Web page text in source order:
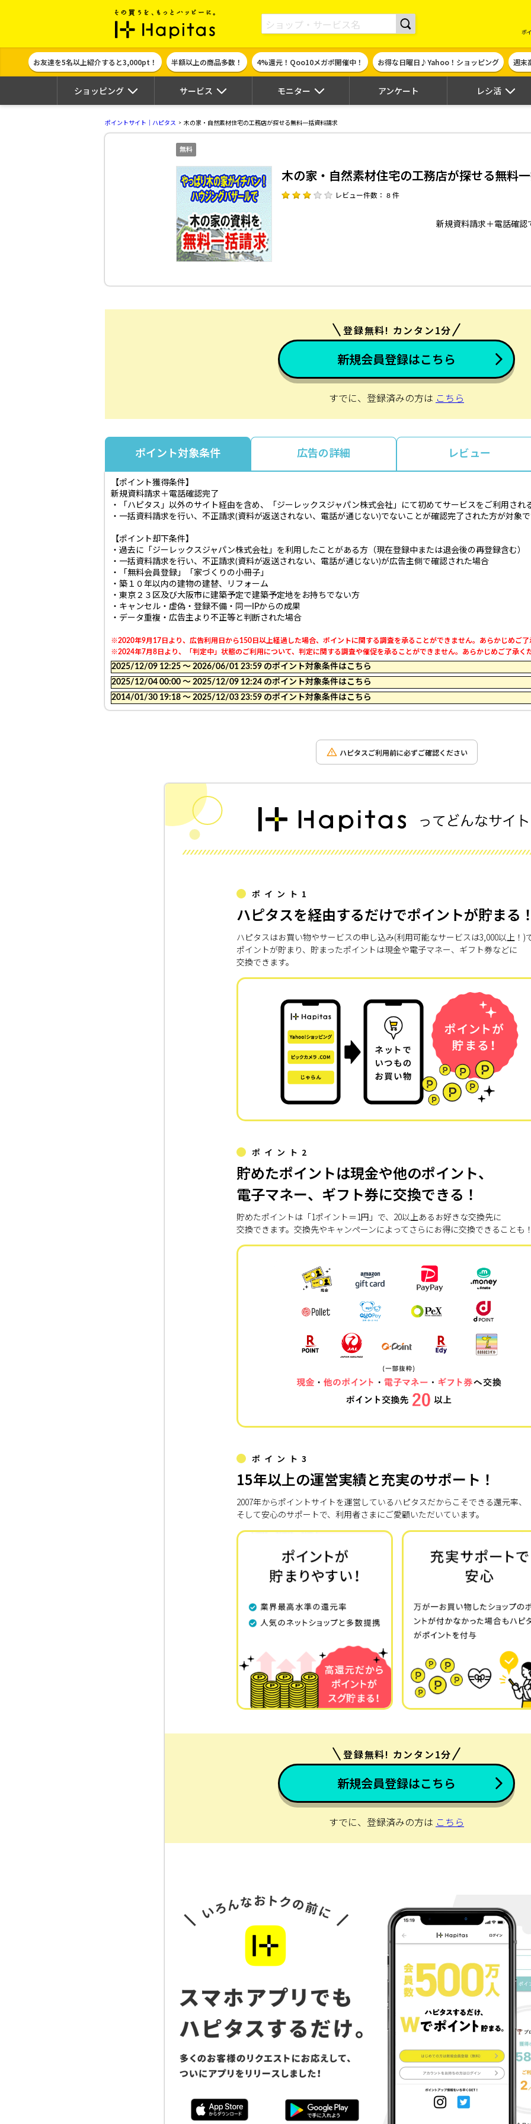
ポイント貯めて現金やギフト券に交換できるポイントサイト | ハピタス
ポ
お友達を5名以上紹介すると3,000pt！ 半額以上の商品多数！ 4%還元！Qoo10メガポ開催中！ お得な日曜日♪Yahoo！ショッピング 週末
ショッピング サービス モニター アンケート レシ活
ポイントサイト｜ハピタス 木の家・自然素材住宅の工務店が探せる無料一括資料請求
無料
木の家・自然素材住宅の工務店が探せる無料
レビュー件数： 8 件
新規資料請求＋電話確認
登録無料! カンタン1分
新規会員登録はこちら
すでに、登録済みの方は こちら
ポイント対象条件 広告の詳細 レビュー
【ポイント獲得条件】
新規資料請求＋電話確認完了
・「ハピタス」以外のサイト経由を含め、「ジーレックスジャパン株式会社」にて初めてサービスをご利用され
・一括資料請求を行い、不正請求(資料が返送されない、電話が通じない)でないことが確認完了された方が対象
【ポイント却下条件】
・過去に「ジーレックスジャパン株式会社」を利用したことがある方（現在登録中または退会後の再登録含む）
・一括資料請求を行い、不正請求(資料が返送されない、電話が通じない)が広告主側で確認された場合
・「無料会員登録」「家づくりの小冊子」
・築１０年以内の建物の建替、リフォーム
・東京２３区及び大阪市に建築予定で建築予定地をお持ちでない方
・キャンセル・虚偽・登録不備・同一IPからの成果
・データ重複・広告主より不正等と判断された場合
※2020年9月17日より、広告利用日から150日以上経過した場合、ポイントに関する調査を承ることができません。あらかじめご了
※2024年7月8日より、「判定中」状態のご利用について、判定に関する調査や催促を承ることができません。あらかじめご了承く
2025/12/09 12:25 〜 2026/06/01 23:59 のポイント対象条件はこちら
2025/12/04 00:00 〜 2025/12/09 12:24 のポイント対象条件はこちら
2014/01/30 19:18 〜 2025/12/03 23:59 のポイント対象条件はこちら
ハピタスご利用前に必ずご確認ください
ポイント1
ハピタスを経由するだけでポイントが貯まる
ハピタスはお買い物やサービスの申し込み(利用可能なサービスは3,000以上！)
ポイントが貯まり、貯まったポイントは現金や電子マネー、ギフト券などに
交換できます。
ポイント2
貯めたポイントは現金や他のポイント、
電子マネー、ギフト券に交換できる！
貯めたポイントは「1ポイント＝1円」で、20以上あるお好きな交換先に
交換できます。交換先やキャンペーンによってさらにお得に交換できることも
ポイント3
15年以上の運営実績と充実のサポート！
2007年からポイントサイトを運営しているハピタスだからこそできる還元率、
そして安心のサポートで、利用者さまにご愛顧いただいています。
登録無料! カンタン1分
新規会員登録はこちら
すでに、登録済みの方は こちら